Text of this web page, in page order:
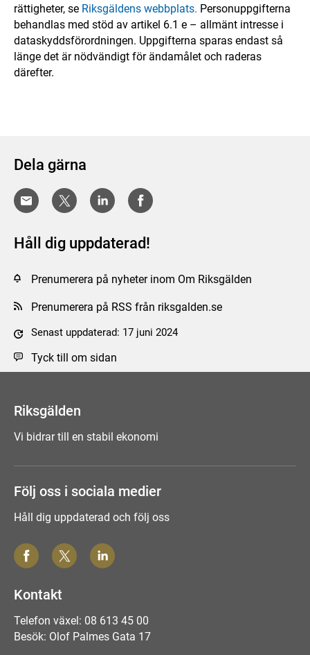
rättigheter, se Riksgäldens webbplats. Personuppgifterna
behandlas med stöd av artikel 6.1 e – allmänt intresse i
dataskyddsförordningen. Uppgifterna sparas endast så
länge det är nödvändigt för ändamålet och raderas
därefter.
Dela gärna
Håll dig uppdaterad!
Prenumerera på nyheter inom Om Riksgälden
Prenumerera på RSS från riksgalden.se
Senast uppdaterad: 17 juni 2024
Tyck till om sidan
Riksgälden
Vi bidrar till en stabil ekonomi
Följ oss i sociala medier
Håll dig uppdaterad och följ oss
Kontakt
Telefon växel: 08 613 45 00
Besök: Olof Palmes Gata 17